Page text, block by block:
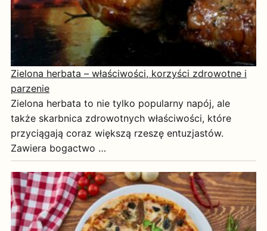
Zielona herbata – właściwości, korzyści zdrowotne i
parzenie
Zielona herbata to nie tylko popularny napój, ale
także skarbnica zdrowotnych właściwości, które
przyciągają coraz większą rzeszę entuzjastów.
Zawiera bogactwo …